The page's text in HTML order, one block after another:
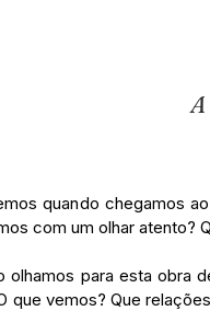
quando chegamos
com um olhar atento?
olhamos para esta obra
que vemos? Que